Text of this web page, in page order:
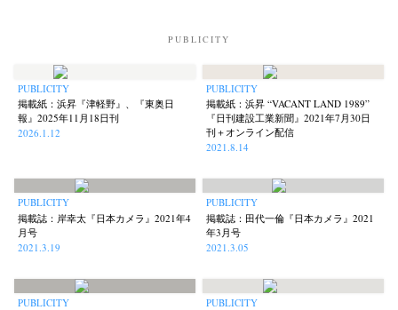
News Exhibition Workshop Documents Contact
Kazuyuki Kawaguchi (42) Keiko Sasaoka (267) Keizo Kitajima (220)
PUBLICITY
PUBLICITY
掲載紙：浜昇『津軽野』、『東奥日
報』2025年11月18日刊
2026.1.12
PUBLICITY
掲載紙：浜昇 “VACANT LAND 1989”
『日刊建設工業新聞』2021年7月30日
刊＋オンライン配信
2021.8.14
PUBLICITY
掲載誌：岸幸太『日本カメラ』2021年4
月号
2021.3.19
PUBLICITY
掲載誌：田代一倫『日本カメラ』2021
年3月号
2021.3.05
PUBLICITY
PUBLICITY